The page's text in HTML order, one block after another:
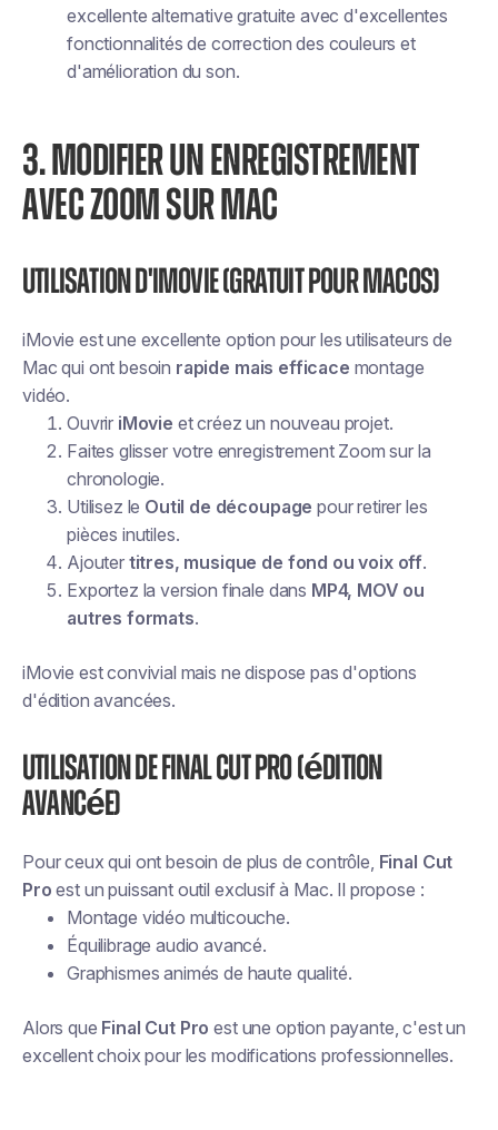
excellente alternative gratuite avec d'excellentes
fonctionnalités de correction des couleurs et
d'amélioration du son.
3. MODIFIER UN ENREGISTREMENT
AVEC ZOOM SUR MAC
Utilisation d'iMovie (gratuit pour macOS)
iMovie est une excellente option pour les utilisateurs de
Mac qui ont besoin rapide mais efficace montage
vidéo.
Ouvrir iMovie et créez un nouveau projet.
Faites glisser votre enregistrement Zoom sur la
chronologie.
Utilisez le Outil de découpage pour retirer les
pièces inutiles.
Ajouter titres, musique de fond ou voix off.
Exportez la version finale dans MP4, MOV ou
autres formats.
iMovie est convivial mais ne dispose pas d'options
d'édition avancées.
Utilisation de Final Cut Pro (édition
avancée)
Pour ceux qui ont besoin de plus de contrôle, Final Cut
Pro est un puissant outil exclusif à Mac. Il propose :
Montage vidéo multicouche.
Équilibrage audio avancé.
Graphismes animés de haute qualité.
Alors que Final Cut Pro est une option payante, c'est un
excellent choix pour les modifications professionnelles.